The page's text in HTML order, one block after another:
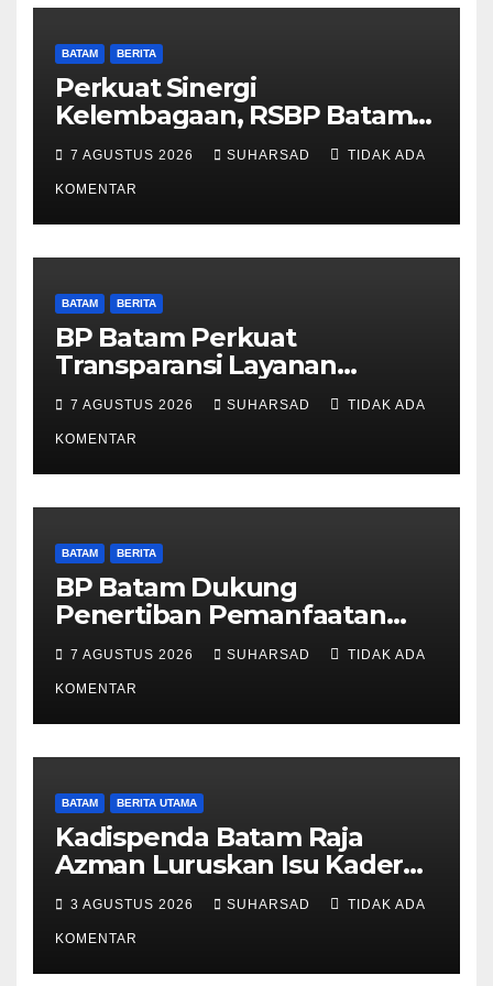
BATAM BERITA
Perkuat Sinergi
Kelembagaan, RSBP Batam
dan BPOM Pastikan
Pelayanan dan Ketersediaan
Obat Aman
7 AGUSTUS 2026 SUHARSAD TIDAK ADA
KOMENTAR
BATAM BERITA
BP Batam Perkuat
Transparansi Layanan
Pertanahan, Alokasi Tanah
Reguler Segera Hadir Melalui
LMS
7 AGUSTUS 2026 SUHARSAD TIDAK ADA
KOMENTAR
BATAM BERITA
BP Batam Dukung
Penertiban Pemanfaatan
Ruang Laut Sesuai
Ketentuan Peraturan
Perundang-undangan
7 AGUSTUS 2026 SUHARSAD TIDAK ADA
KOMENTAR
BATAM BERITA UTAMA
Kadispenda Batam Raja
Azman Luruskan Isu Kader
Pajak RT/RW: Bukan Petugas
Pajak Permanen, Hanya
Pendataan untuk Digitalisasi
hingga 2030
3 AGUSTUS 2026 SUHARSAD TIDAK ADA
KOMENTAR